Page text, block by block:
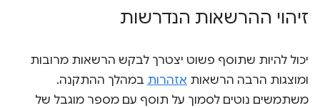
זיהוי ההרשאות הנדרשות
יכול להיות שתוסף פשוט יצטרך לבקש הרשאות מרובות
ומוצגות הרבה הרשאות אזהרות במהלך ההתקנה.
משתמשים נוטים לסמוך על תוסף עם מספר מוגבל של